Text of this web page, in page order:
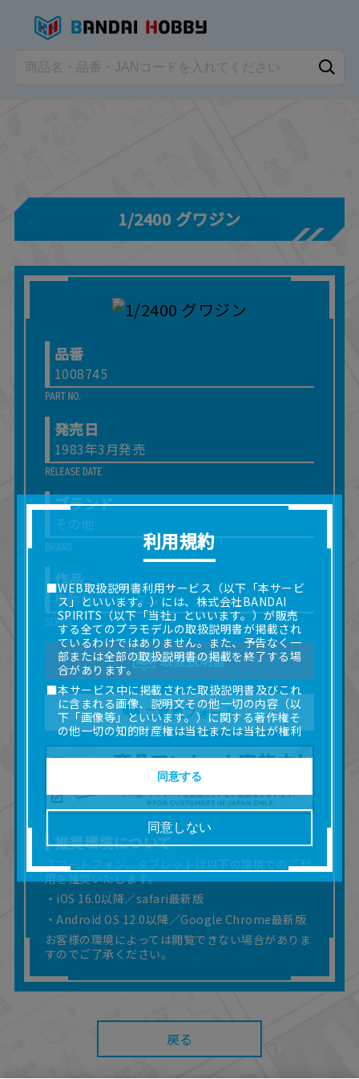
1/2400 グワジン
品番
1008745
発売日
1983年3月発売
ブランド
その他
作品
機動戦士ガンダム
取扱説明書
ご意見フォーム
推奨環境について
スマートフォン、タブレットは以下の環境でのご利
用を推奨いたします。
・iOS 16.0以降／safari最新版
・Android OS 12.0以降／Google Chrome最新版
お客様の環境によっては閲覧できない場合がありま
すのでご了承ください。
戻る
利用規約
■WEB取扱説明書利用サービス（以下「本サービ
ス」といいます。）には、株式会社BANDAI
SPIRITS（以下「当社」といいます。）が販売
する全てのプラモデルの取扱説明書が掲載され
ているわけではありません。また、予告なく一
部または全部の取扱説明書の掲載を終了する場
合があります。
■本サービス中に掲載された取扱説明書及びこれ
に含まれる画像、説明文その他一切の内容（以
下「画像等」といいます。）に関する著作権そ
の他一切の知的財産権は当社または当社が権利
の許諾を受ける第三者に帰属します。
使用（本サービス内の意見投稿の目的での画像
等の利用を含みます。）を超えて使用（複製、
複写、改変、掲示、頒布、配信、販売、出版等
を含むがこれに限りません。）することは禁止
いたします。
■掲載している取扱説明書は、お客様が購入され
た商品に同梱されたものと異なる場合がありま
す。
■対象商品仕様の変更などにより、取扱説明書の
内容は予告なく変更される場合があります。
■当社は、取扱説明書の正確性確保に努めており
ますが、取扱説明書の完全性を保証するもので
はありません。
■お客様のご利用環境によっては、本サービスを
ご利用いただけない場合があります。
かったことにより利用者に何らかの損害が生じ
たとしても、当社は何らの責任を負いません。
また、本サイトを利用したことによって、利用
同意しない
同意する